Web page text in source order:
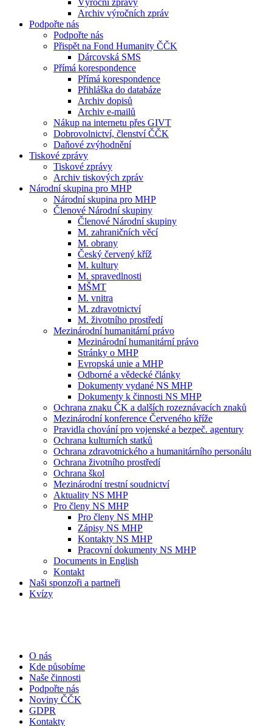
Archiv výročních zpráv
Podpořte nás
Podpořte nás
Přispět na Fond Humanity ČČK
Dárcovská SMS
Přímá korespondence
Přímá korespondence
Přihláška do databáze
Archiv dopisů
Archiv e-mailů
Nákup na internetu přes GIVT
Dobrovolnictví, členství ČČK
Daňové zvýhodnění
Tiskové zprávy
Tiskové zprávy
Archiv tiskových zpráv
Národní skupina pro MHP
Národní skupina pro MHP
Členové Národní skupiny
Členové Národní skupiny
M. zahraničních věcí
M. obrany
Český červený kříž
M. kultury
M. spravedlnosti
MŠMT
M. vnitra
M. zdravotnictví
M. životního prostředí
Mezinárodní humanitární právo
Mezinárodní humanitární právo
Stránky o MHP
Evropská unie a MHP
Odborné a vědecké články
Dokumenty vydané NS MHP
Dokumenty k činnosti NS MHP
Ochrana znaku ČK a dalších rozeznávacích znaků
Mezinárodní konference Červeného kříže
Pravidla chování pro vojenské a bezpeč. agentury
Ochrana kulturních statků
Ochrana zdravotnického a humanitárního personálu
Ochrana životního prostředí
Ochrana škol
Mezinárodní trestní soudnictví
Aktuality NS MHP
Pro členy NS MHP
Pro členy NS MHP
Zápisy NS MHP
Kontakty NS MHP
Pracovní dokumenty NS MHP
Documents in English
Kontakt
Naši sponzoři a partneři
Kvízy
O nás
Kde působíme
Naše činnosti
Podpořte nás
Noviny ČČK
GDPR
Kontakty